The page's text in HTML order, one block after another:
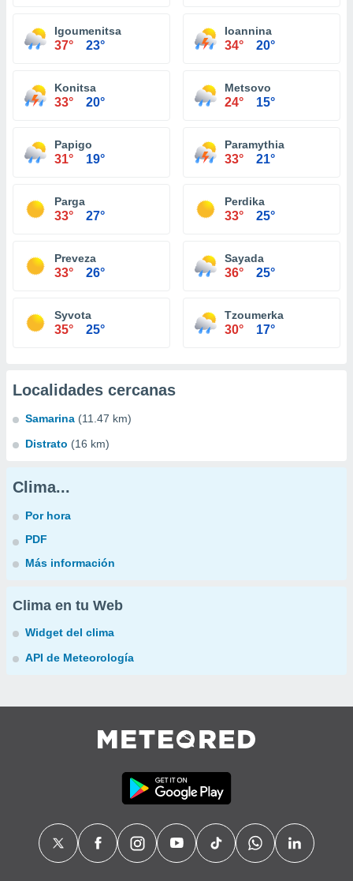
Igoumenitsa
37° 23°
Ioannina
34° 20°
Konitsa
33° 20°
Metsovo
24° 15°
Papigo
31° 19°
Paramythia
33° 21°
Parga
33° 27°
Perdika
33° 25°
Preveza
33° 26°
Sayada
36° 25°
Syvota
35° 25°
Tzoumerka
30° 17°
Localidades cercanas
Samarina (11.47 km)
Distrato (16 km)
Clima...
Por hora
PDF
Más información
Clima en tu Web
Widget del clima
API de Meteorología